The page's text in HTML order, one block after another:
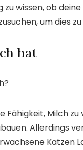
wissen, ob
um dies
hat
Fähigkeit, Milch
Allerdings
Katzen